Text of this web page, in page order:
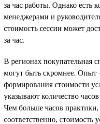
за час работы. Однако есть
менеджерами и
стоимость сессии может
за час.
В регионах покупательная
могут быть скромнее.
формирования стоимости
указывают количество
Чем больше часов
соответственно, стоимость